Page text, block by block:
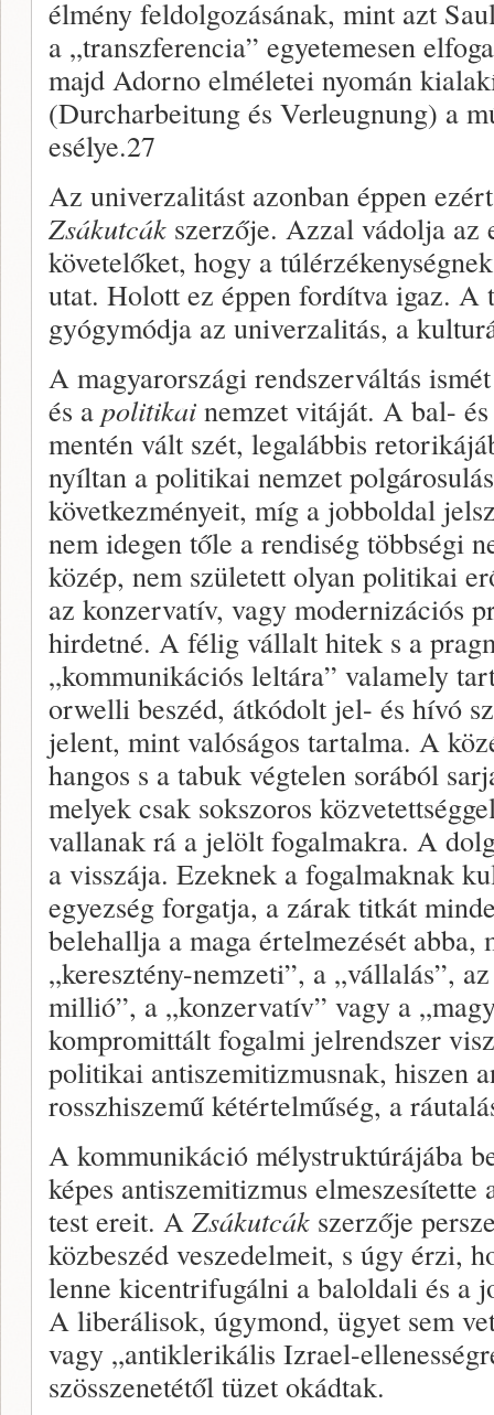
élmény feldolgozásának, mint azt
a „transzferen­cia” egyetemesen
majd Adorno elméletei nyomán
(Durcharbeitung és Verleugnung) a
esélye.27
Az univerzalitást azonban éppen
Zsákutcák szerzője. Azzal vádolja az
követelőket, hogy a
utat. Holott ez éppen fordítva igaz. A
gyógymódja az univerzali­tás, a
A magyarországi rendszerváltás
és a politikai nemzet vitáját. A bal-
mentén vált szét, legalábbis
nyíl­tan a politikai nemzet
következményeit, míg a jobbol­dal
nem ide­gen tőle a rendiség többségi
közép, nem született olyan politikai
az konzervatív, vagy modernizációs
hirdetné. A félig vállalt hitek s a
„kommunikációs leltára” valamely
orwelli beszéd, átkódolt jel- és hívó
jelent, mint valóságos tartalma. A
hangos s a tabuk végtelen sorából
melyek csak sokszoros
valla­nak rá a jelölt fogalmakra. A
a visszája. Ezeknek a fogalmaknak
egyezség forgatja, a zárak titkát
belehallja a maga értel­mezését
„keresztény-nemzeti”, a „vállalás”,
millió”, a „konzer­vatív” vagy a
kompromittált fogalmi jelrendszer
politikai anti­szemitizmusnak, hiszen
rosszhiszemű kétértelműség, a
A kommunikáció mélystruktúrájába
képes an­tiszemitizmus
test ereit. A Zsákutcák szerzője
közbeszéd veszedelmeit, s úgy érzi,
lenne kicentrifu­gálni a baloldali és a
A liberálisok, úgymond, ügyet sem
vagy „antiklerikális Izrael-
szösszenetétől tüzet okádtak.